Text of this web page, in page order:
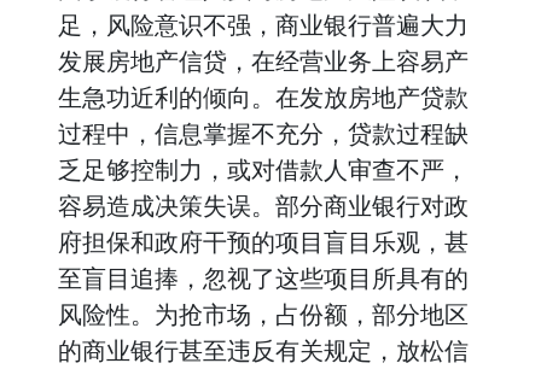
足，风险意识不强，商业银行普遍大力
发展房地产信贷，在经营业务上容易产
生急功近利的倾向。在发放房地产贷款
过程中，信息掌握不充分，贷款过程缺
乏足够控制力，或对借款人审查不严，
容易造成决策失误。部分商业银行对政
府担保和政府干预的项目盲目乐观，甚
至盲目追捧，忽视了这些项目所具有的
风险性。为抢市场，占份额，部分地区
的商业银行甚至违反有关规定，放松信